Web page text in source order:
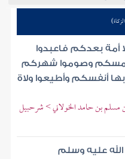
أمة بعدكم فاعبدوا
خمسكم وصوموا شهركم
أنفسكم وأطيعوا ولاة
مسلم بن حامد الخولاني > شرحبيل
عليه وسلم